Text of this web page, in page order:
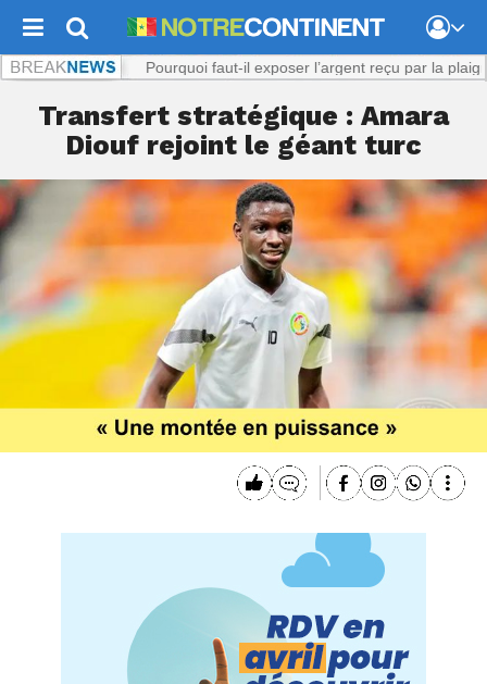
présumé : Pourquoi faut-il exposer l’argent reçu par la plaignante ?
Transfert stratégique : Amara
Diouf rejoint le géant turc